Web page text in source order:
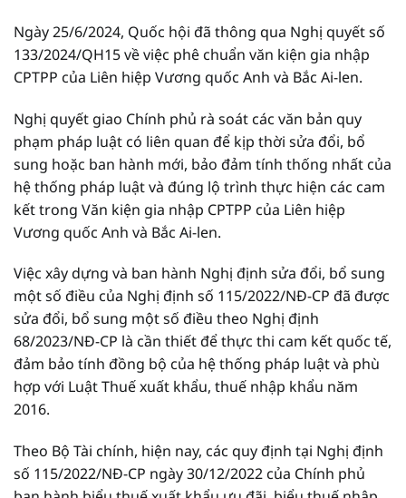
Ngày 25/6/2024, Quốc hội đã thông qua Nghị quyết số
133/2024/QH15 về việc phê chuẩn văn kiện gia nhập
CPTPP của Liên hiệp Vương quốc Anh và Bắc Ai-len.
Nghị quyết giao Chính phủ rà soát các văn bản quy
phạm pháp luật có liên quan để kịp thời sửa đổi, bổ
sung hoặc ban hành mới, bảo đảm tính thống nhất của
hệ thống pháp luật và đúng lộ trình thực hiện các cam
kết trong Văn kiện gia nhập CPTPP của Liên hiệp
Vương quốc Anh và Bắc Ai-len.
Việc xây dựng và ban hành Nghị định sửa đổi, bổ sung
một số điều của Nghị định số 115/2022/NĐ-CP đã được
sửa đổi, bổ sung một số điều theo Nghị định
68/2023/NĐ-CP là cần thiết để thực thi cam kết quốc tế,
đảm bảo tính đồng bộ của hệ thống pháp luật và phù
hợp với Luật Thuế xuất khẩu, thuế nhập khẩu năm
2016.
Theo Bộ Tài chính, hiện nay, các quy định tại Nghị định
số 115/2022/NĐ-CP ngày 30/12/2022 của Chính phủ